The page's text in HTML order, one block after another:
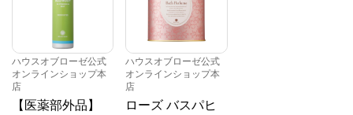
ハウスオブローゼ公式
オンラインショップ本
店
【医薬部外品】
ハウスオブローゼ公式
オンラインショップ本
店
ローズ バスパヒ